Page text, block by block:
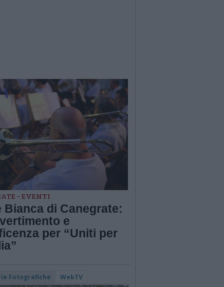
- EVENTI
Bianca di Canegrate:
e
per “Uniti per
Fotografiche WebTV